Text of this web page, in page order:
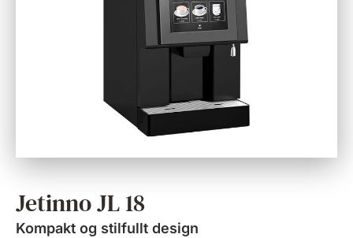
Jetinno JL 18
Kompakt og stilfullt design